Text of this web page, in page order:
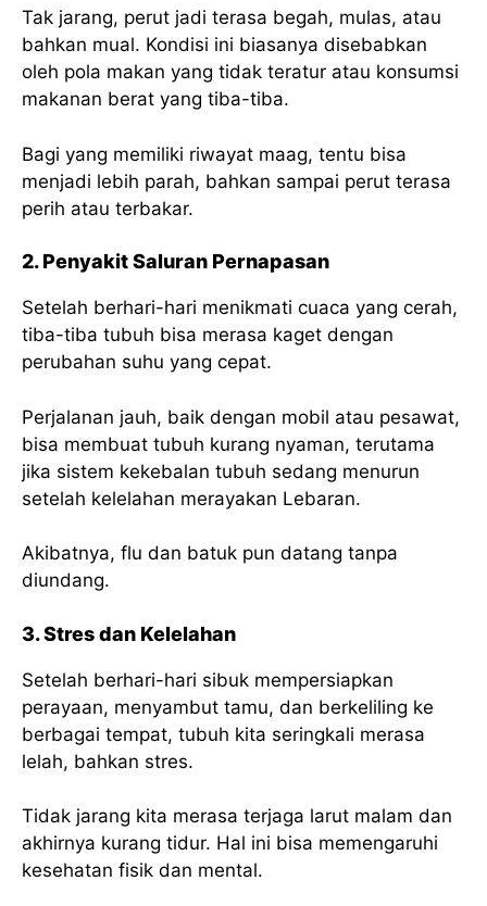
Tak jarang, perut jadi terasa begah, mulas, atau
bahkan mual. Kondisi ini biasanya disebabkan
oleh pola makan yang tidak teratur atau konsumsi
makanan berat yang tiba-tiba.
Bagi yang memiliki riwayat maag, tentu bisa
menjadi lebih parah, bahkan sampai perut terasa
perih atau terbakar.
2. Penyakit Saluran Pernapasan
Setelah berhari-hari menikmati cuaca yang cerah,
tiba-tiba tubuh bisa merasa kaget dengan
perubahan suhu yang cepat.
Perjalanan jauh, baik dengan mobil atau pesawat,
bisa membuat tubuh kurang nyaman, terutama
jika sistem kekebalan tubuh sedang menurun
setelah kelelahan merayakan Lebaran.
Akibatnya, flu dan batuk pun datang tanpa
diundang.
3. Stres dan Kelelahan
Setelah berhari-hari sibuk mempersiapkan
perayaan, menyambut tamu, dan berkeliling ke
berbagai tempat, tubuh kita seringkali merasa
lelah, bahkan stres.
Tidak jarang kita merasa terjaga larut malam dan
akhirnya kurang tidur. Hal ini bisa memengaruhi
kesehatan fisik dan mental.